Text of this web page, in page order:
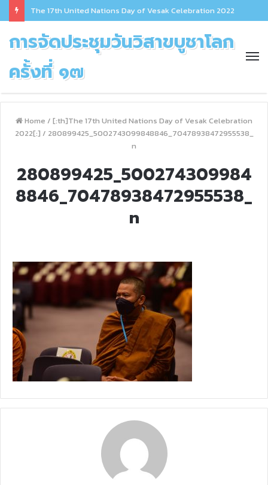
The 17th United Nations Day of Vesak Celebration 2022
การจัดประชุมวันวิสาขบูชาโลก
ครั้งที่ ๑๗
Home / [:th]The 17th United Nations Day of Vesak Celebration
2022[:] / 280899425_5002743099848846_70478938472955538_
n
280899425_500274309984
8846_70478938472955538_
n